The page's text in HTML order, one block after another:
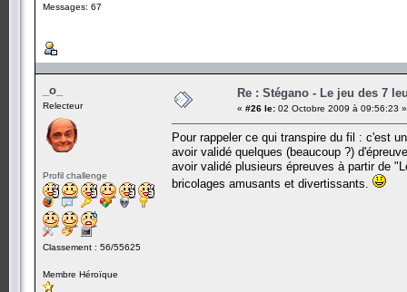
Messages: 67
_o_
Relecteur
Profil challenge
Classement : 56/55625
Membre Héroïque
Re : Stégano - Le jeu des 7
« #26 le: 02 Octobre 2009 à 09:56:23 »
Pour rappeler ce qui transpire du fil : c'est
avoir validé quelques (beaucoup ?)
avoir validé plusieurs épreuves à partir de
bricolages amusants et divertissants.